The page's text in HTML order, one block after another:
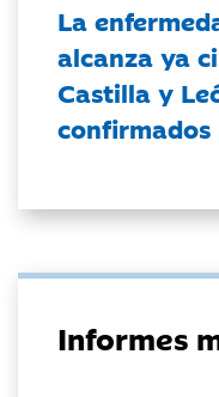
La
alcanza ya
Castilla y
confirmados
Informes